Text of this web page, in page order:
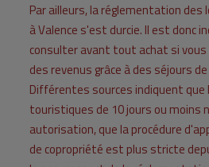
Par ailleurs, la réglementation
à Valence s'est durcie. Il est donc
consulter avant tout achat si vous
des revenus grâce à des séjours
Différentes sources indiquent que
touristiques de 10 jours ou moins
autorisation, que la procédure
de copropriété est plus stricte